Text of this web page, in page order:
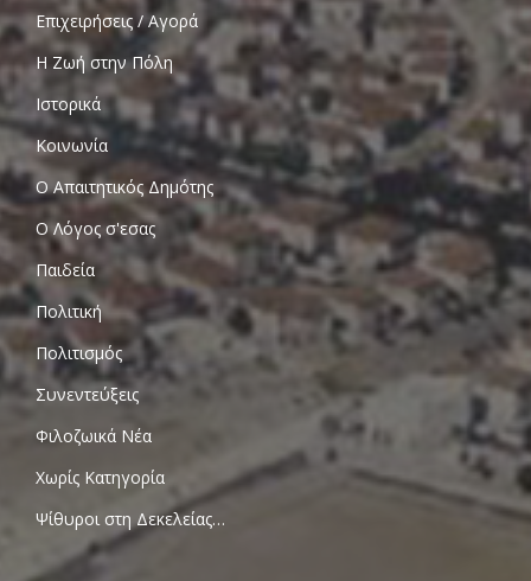
Επιχειρήσεις / Αγορά
Η Ζωή στην Πόλη
Ιστορικά
Κοινωνία
Ο Απαιτητικός Δημότης
Ο Λόγος σ'εσας
Παιδεία
Πολιτική
Πολιτισμός
Συνεντεύξεις
Φιλοζωικά Νέα
Χωρίς Κατηγορία
Ψίθυροι στη Δεκελείας…